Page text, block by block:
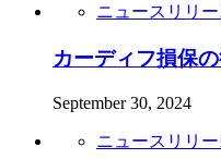
ニュースリリー
カーディフ損保
September 30, 2024
ニュースリリー